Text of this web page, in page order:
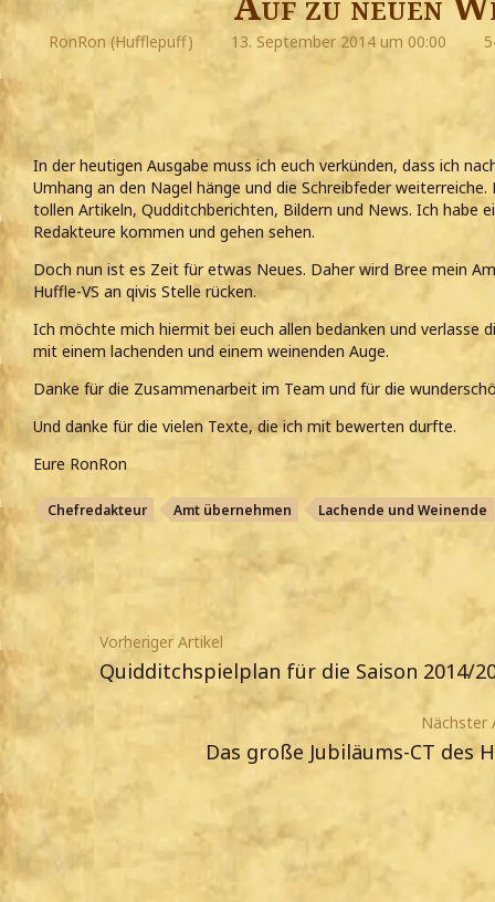
RonRon (Hufflepuff) 13. September 2014 um 00:00
In der heutigen Ausgabe muss ich euch verkünden, dass ich
Umhang an den Nagel hänge und die Schreibfeder
tollen Artikeln, Qudditchberichten, Bildern und News. Ich habe
Redakteure kommen und gehen sehen.
Doch nun ist es Zeit für etwas Neues. Daher wird Bree mein
Huffle-VS an qivis Stelle rücken.
Ich möchte mich hiermit bei euch allen bedanken und verlasse
mit einem lachenden und einem weinenden Auge.
Danke für die Zusammenarbeit im Team und für die
Und danke für die vielen Texte, die ich mit bewerten durfte.
Eure RonRon
Chefredakteur Amt übernehmen Lachende und Weinende
Vorheriger Artikel
Quidditchspielplan für die Saison 2014/
Nächster
Das große Jubiläums-CT des